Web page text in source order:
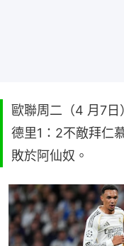
歐聯周二（4 月7日
德里1：2不敵拜仁
敗於阿仙奴。